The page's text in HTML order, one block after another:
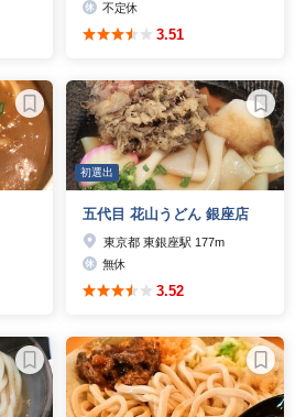
不定休
3.51
初選出
五代目 花山うどん 銀座店
東京都 東銀座駅 177m
無休
3.52